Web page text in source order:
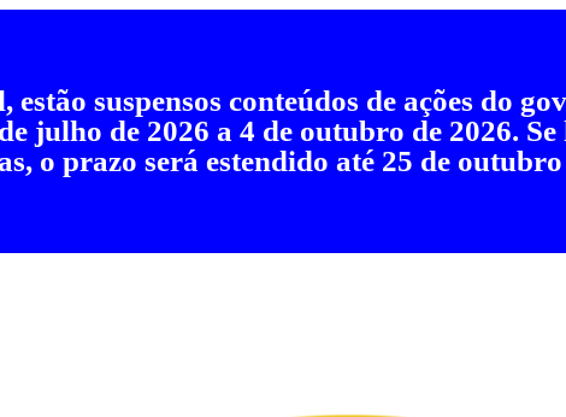
suspensos conteúdos de ações do
julho de 2026 a 4 de outubro de 2026.
o prazo será estendido até 25 de outubro